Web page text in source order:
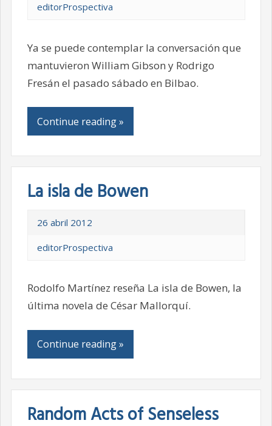
editorProspectiva
Ya se puede contemplar la conversación que
mantuvieron William Gibson y Rodrigo
Fresán el pasado sábado en Bilbao.
Continue reading »
La isla de Bowen
26 abril 2012
editorProspectiva
Rodolfo Martínez reseña La isla de Bowen, la
última novela de César Mallorquí.
Continue reading »
Random Acts of Senseless